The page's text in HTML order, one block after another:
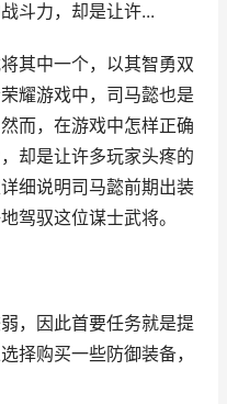
斗力，却是让许...
其中一个，以其智勇双
耀游戏中，司马懿也是
而，在游戏中怎样正确
却是让许多玩家头疼的
细说明司马懿前期出装
驾驭这位谋士武将。
，因此首要任务就是提
择购买一些防御装备，